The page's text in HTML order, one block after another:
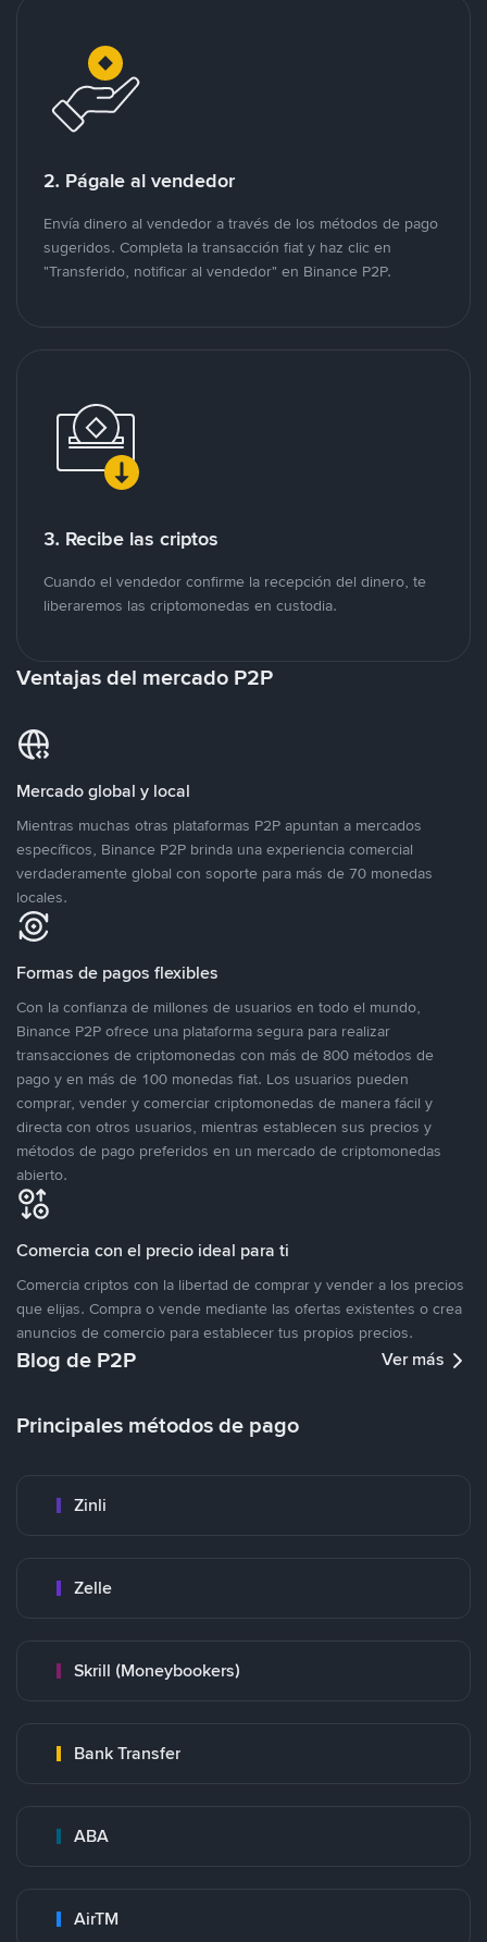
2. Págale al vendedor
Envía dinero al vendedor a través de los métodos de pago
sugeridos. Completa la transacción fiat y haz clic en
"Transferido, notificar al vendedor" en Binance P2P.
3. Recibe las criptos
Cuando el vendedor confirme la recepción del dinero, te
liberaremos las criptomonedas en custodia.
Ventajas del mercado P2P
Mercado global y local
Mientras muchas otras plataformas P2P apuntan a mercados
específicos, Binance P2P brinda una experiencia comercial
verdaderamente global con soporte para más de 70 monedas
locales.
Formas de pagos flexibles
Con la confianza de millones de usuarios en todo el mundo,
Binance P2P ofrece una plataforma segura para realizar
transacciones de criptomonedas con más de 800 métodos de
pago y en más de 100 monedas fiat. Los usuarios pueden
comprar, vender y comerciar criptomonedas de manera fácil y
directa con otros usuarios, mientras establecen sus precios y
métodos de pago preferidos en un mercado de criptomonedas
abierto.
Comercia con el precio ideal para ti
Comercia criptos con la libertad de comprar y vender a los precios
que elijas. Compra o vende mediante las ofertas existentes o crea
anuncios de comercio para establecer tus propios precios.
Blog de P2P Ver más
Principales métodos de pago
Zinli
Zelle
Skrill (Moneybookers)
Bank Transfer
ABA
AirTM